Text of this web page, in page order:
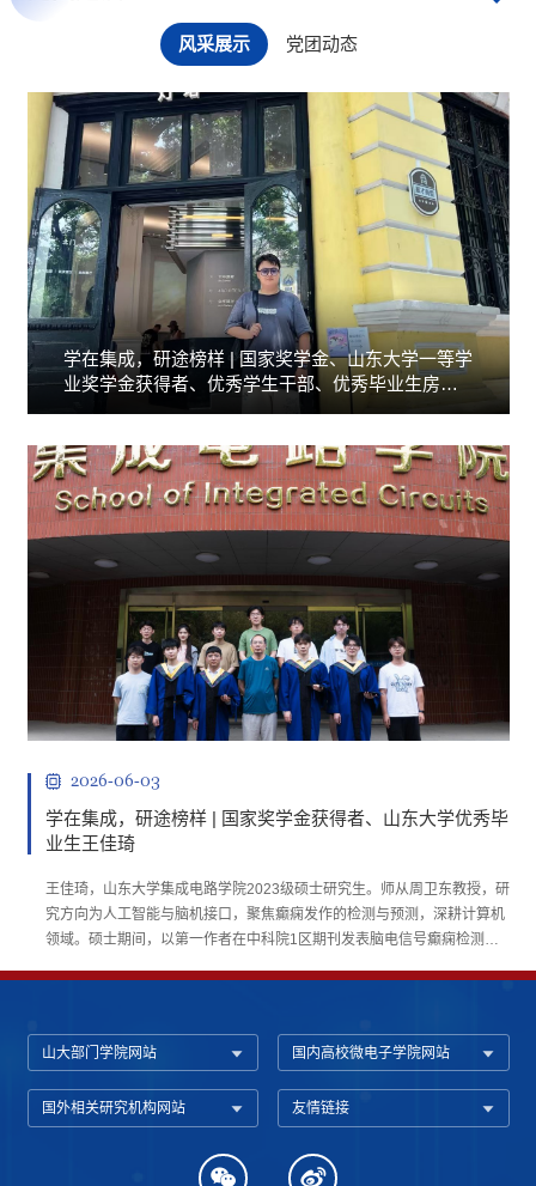
风采展示 党团动态
学在集成，研途榜样 | 国家奖学金、山东大学一等学
业奖学金获得者、优秀学生干部、优秀毕业生房宸
2026-06-03
学在集成，研途榜样 | 国家奖学金获得者、山东大学优秀毕
业生王佳琦
王佳琦，山东大学集成电路学院2023级硕士研究生。师从周卫东教授，研
究方向为人工智能与脑机接口，聚焦癫痫发作的检测与预测，深耕计算机
领域。硕士期间，以第一作者在中科院1区期刊发表脑电信号癫痫检测相
誉。潜心研究 矢...
山大部门学院网站 国内高校微电子学院网站
国外相关研究机构网站 友情链接